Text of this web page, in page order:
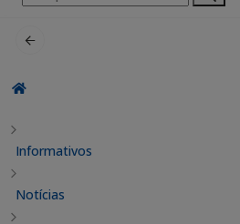
por:
Informativos
Notícias